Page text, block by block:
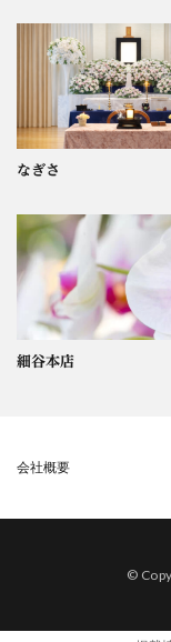
なぎさ
細谷本店
会社概要
©